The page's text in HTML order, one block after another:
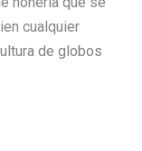
cualquier
de globos